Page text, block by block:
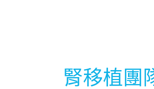
腎移植團